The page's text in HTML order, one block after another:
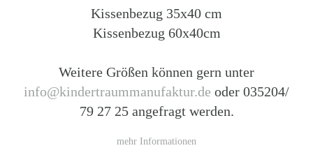
Kissenbezug 35x40 cm
Kissenbezug 60x40cm
Weitere Größen können gern unter
info@kindertraummanufaktur.de oder 035204/
79 27 25 angefragt werden.
mehr Informationen